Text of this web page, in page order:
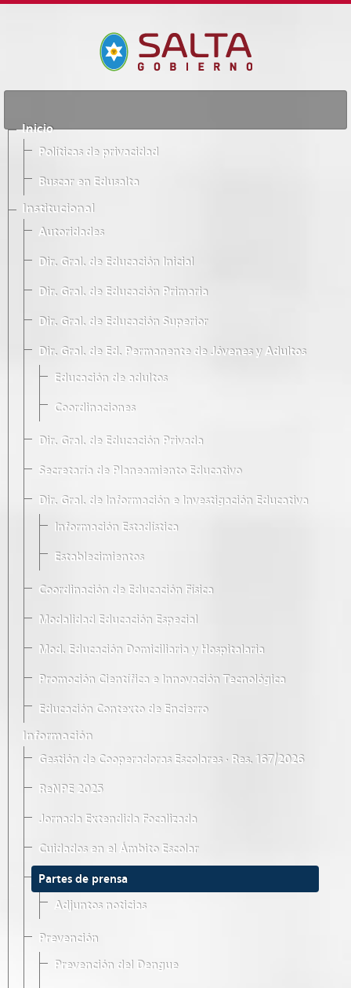
Inicio
Políticas de privacidad
Buscar en Edusalta
Institucional
Autoridades
Dir. Gral. de Educación Inicial
Dir. Gral. de Educación Primaria
Dir. Gral. de Educación Superior
Dir. Gral. de Ed. Permanente de Jóvenes y Adultos
Educación de adultos
Coordinaciones
Dir. Gral. de Educación Privada
Secretaría de Planeamiento Educativo
Dir. Gral. de Información e Investigación Educativa
Información Estadística
Establecimientos
Coordinación de Educación Física
Modalidad Educación Especial
Mod. Educación Domiciliaria y Hospitalaria
Promoción Científica e Innovación Tecnológica
Educación Contexto de Encierro
Información
Gestión de Cooperadoras Escolares · Res. 167/2026
ReNPE 2025
Jornada Extendida Focalizada
Cuidados en el Ámbito Escolar
Partes de prensa
Adjuntos noticias
Prevención
Prevención del Dengue